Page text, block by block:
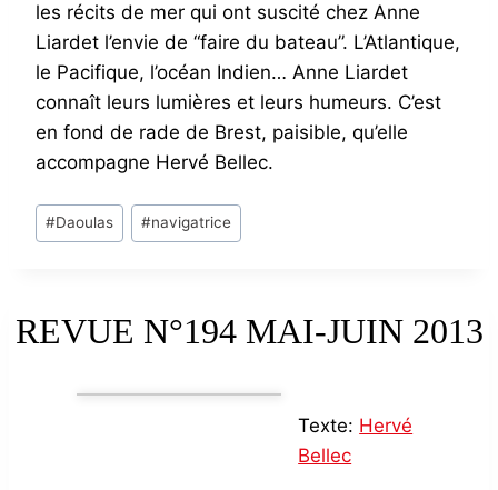
les récits de mer qui ont suscité chez Anne
Liardet l’envie de “faire du bateau”. L’Atlantique,
le Pacifique, l’océan Indien… Anne Liardet
connaît leurs lumières et leurs humeurs. C’est
en fond de rade de Brest, paisible, qu’elle
accompagne Hervé Bellec.
Post
Tags:
#Daoulas #navigatrice
REVUE N°194 MAI-JUIN 2013
Texte: Hervé
Bellec